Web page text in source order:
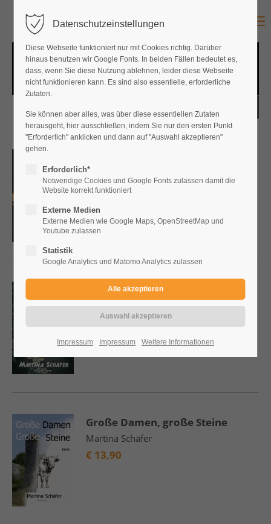
Martina Schäfer
€12,90
Steinherz
Martina Schäfer
12,90
Große Damen, große Steine
Martina Schäfer
€ 13,90
Datenschutzeinstellungen
Diese Webseite funktioniert nur mit Cookies richtig. Darüber
hinaus benutzen wir Google Fonts. In beiden Fällen bedeutet es,
dass, wenn Sie diese Nutzung ablehnen, leider diese Webseite
nicht funktionieren kann. Es sind also essentielle, erforderliche
Zutaten.
Sie können aber alles, was über diese essentiellen Zutaten
herausgeht, hier ausschließen, indem Sie nur den ersten Punkt
"Erforderlich" anklicken und dann auf "Auswahl akzeptieren"
gehen.
Erforderlich*
Notwendige Cookies und Google Fonts zulassen damit die
Website korrekt funktioniert
Externe Medien
Externe Medien wie Google Maps, OpenStreetMap und
Youtube zulassen
Statistik
Google Analytics und Matomo Analytics zulassen
Impressum Impressum Weitere Informationen